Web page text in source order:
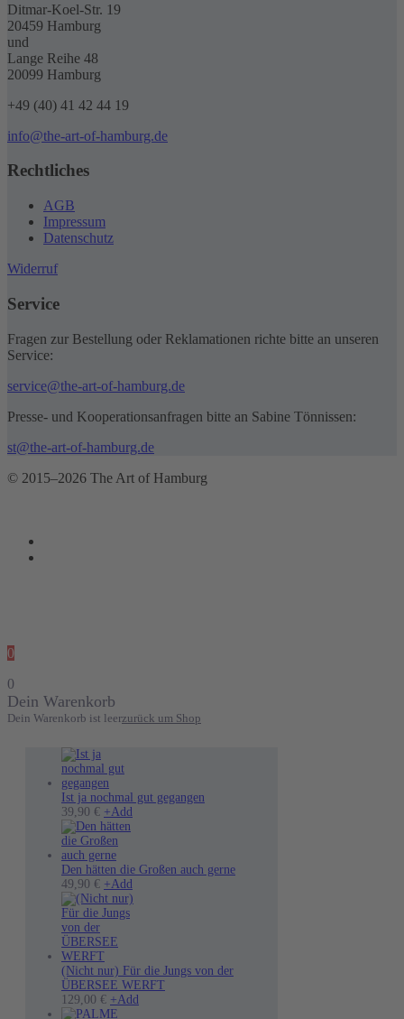
Ditmar-Koel-Str. 19
20459 Hamburg
und
Lange Reihe 48
20099 Hamburg
+49 (40) 41 42 44 19
info@the-art-of-hamburg.de
Rechtliches
AGB
Impressum
Datenschutz
Widerruf
Service
Fragen zur Bestellung oder Reklamationen richte bitte an unseren
Service:
service@the-art-of-hamburg.de
Presse- und Kooperationsanfragen bitte an Sabine Tönnissen:
st@the-art-of-hamburg.de
© 2015–2026 The Art of Hamburg
0
0
Dein Warenkorb
Dein Warenkorb ist leerzurück um Shop
Ist ja nochmal gut gegangen
39,90 € +Add
Den hätten die Großen auch gerne
49,90 € +Add
Produkt
Die
Optionen
können
(Nicht nur) Für die Jungs von der
ÜBERSEE WERFT
129,00 € +Add